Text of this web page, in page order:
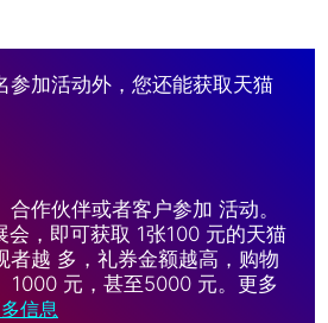
参加活动外，您还能获取天猫
作伙伴或者客户参加 活动。
，即可获取 1张100 元的天猫
者越 多，礼券金额越高，购物
1000 元，甚至5000 元。更多
信息